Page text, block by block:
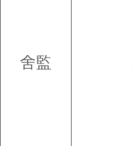
舍監